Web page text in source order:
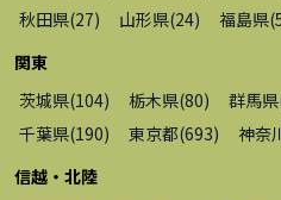
秋田県(27) 山形県(24) 福島県(
関東
茨城県(104) 栃木県(80) 群馬県
千葉県(190) 東京都(693) 神奈
信越・北陸